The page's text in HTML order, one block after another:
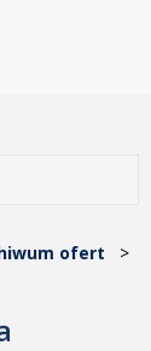
ofert >